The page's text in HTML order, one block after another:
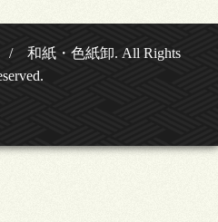
/ 和紙・色紙卸. All Rights